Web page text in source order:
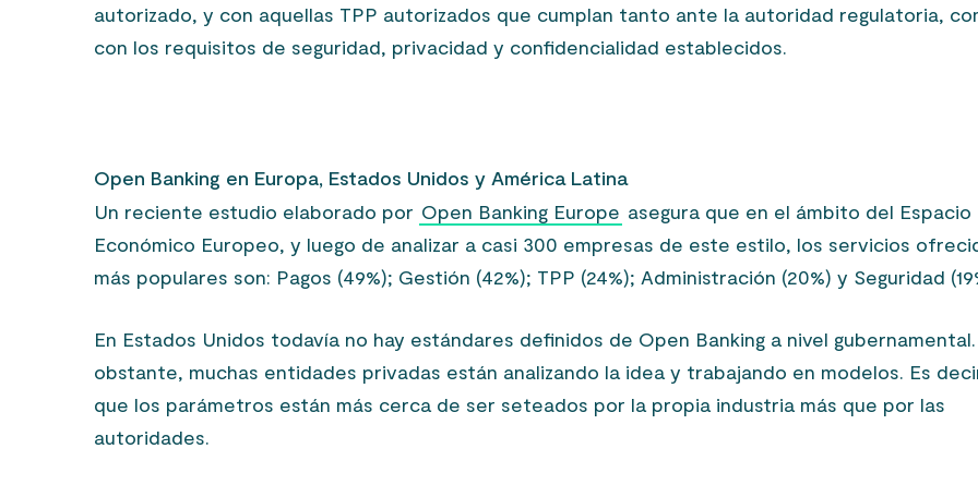
autorizado, y con aquellas TPP autorizados que cumplan tanto ante la autoridad regulatoria,
con los requisitos de seguridad, privacidad y confidencialidad establecidos.
Open Banking en Europa, Estados Unidos y América Latina
Un reciente estudio elaborado por Open Banking Europe asegura que en el ámbito del Espacio
Económico Europeo, y luego de analizar a casi 300 empresas de este estilo, los servicios
más populares son: Pagos (49%); Gestión (42%); TPP (24%); Administración (20%) y Seguridad
En Estados Unidos todavía no hay estándares definidos de Open Banking a nivel
obstante, muchas entidades privadas están analizando la idea y trabajando en modelos. Es
que los parámetros están más cerca de ser seteados por la propia industria más que por las
autoridades.